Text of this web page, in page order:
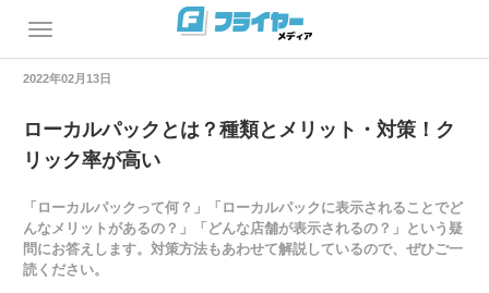
2022年02月13日
ローカルパックとは？種類とメリット・対策！ク
リック率が高い
「ローカルパックって何？」「ローカルパックに表示されることでど
んなメリットがあるの？」「どんな店舗が表示されるの？」という疑
問にお答えします。対策方法もあわせて解説しているので、ぜひご一
読ください。